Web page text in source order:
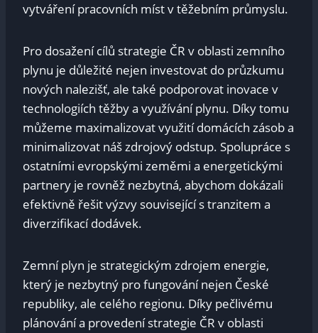
vytváření pracovních míst v těžebním průmyslu.
Pro dosažení cílů strategie ČR v oblasti zemního
plynu je důležité nejen investovat do průzkumu
nových nalezišť, ale také podporovat inovace v
technologiích těžby a využívání plynu. Díky tomu
můžeme maximalizovat využití domácích zásob a
minimalizovat náš zdrojový odstup. Spolupráce s
ostatními evropskými zeměmi a energetickými
partnery je rovněž nezbytná, abychom dokázali
efektivně řešit výzvy související s tranzitem a
diverzifikací dodávek.
Zemní plyn je strategickým zdrojem energie,
který je nezbytný pro fungování nejen České
republiky, ale celého regionu. Díky pečlivému
plánování a provedení strategie ČR v oblasti